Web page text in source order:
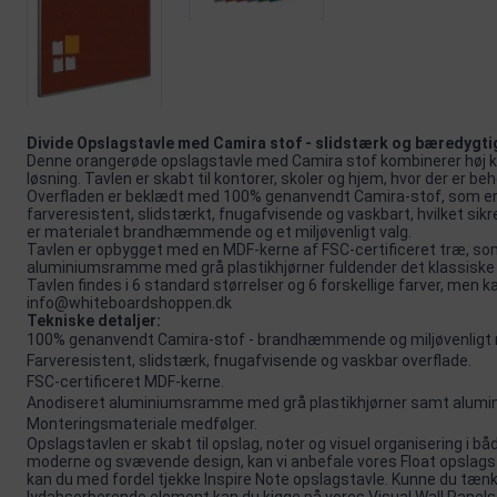
Divide Opslagstavle med Camira stof - slidstærk og
Denne orangerøde opslagstavle med Camira stof kombinerer
løsning. Tavlen er skabt til kontorer, skoler og hjem, hvor der er
Overfladen er beklædt med 100% genanvendt Camira-stof, som
farveresistent, slidstærkt, fnugafvisende og vaskbart, hvilket
er materialet brandhæmmende og et miljøvenligt valg.
Tavlen er opbygget med en MDF-kerne af FSC-certificeret træ,
aluminiumsramme med grå plastikhjørner fuldender det klassiske
Tavlen findes i 6 standard størrelser og 6 forskellige farver, men
info@whiteboardshoppen.dk
Tekniske detaljer:
100% genanvendt Camira-stof - brandhæmmende og miljøvenligt
Farveresistent, slidstærk, fnugafvisende og vaskbar overflade.
FSC-certificeret MDF-kerne.
Anodiseret aluminiumsramme med grå plastikhjørner samt
Monteringsmateriale medfølger.
Opslagstavlen er skabt til opslag, noter og visuel organisering i
moderne og svævende design, kan vi anbefale vores Float
kan du med fordel tjekke Inspire Note opslagstavle. Kunne du